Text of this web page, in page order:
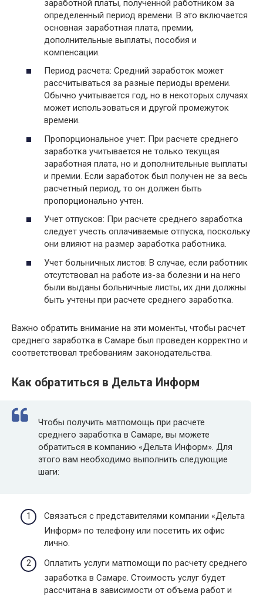
заработной платы, полученной работником за
определенный период времени. В это включается
основная заработная плата, премии,
дополнительные выплаты, пособия и
компенсации.
Период расчета: Средний заработок может
рассчитываться за разные периоды времени.
Обычно учитывается год, но в некоторых случаях
может использоваться и другой промежуток
времени.
Пропорциональное учет: При расчете среднего
заработка учитывается не только текущая
заработная плата, но и дополнительные выплаты
и премии. Если заработок был получен не за весь
расчетный период, то он должен быть
пропорционально учтен.
Учет отпусков: При расчете среднего заработка
следует учесть оплачиваемые отпуска, поскольку
они влияют на размер заработка работника.
Учет больничных листов: В случае, если работник
отсутствовал на работе из-за болезни и на него
были выданы больничные листы, их дни должны
быть учтены при расчете среднего заработка.
Важно обратить внимание на эти моменты, чтобы расчет
среднего заработка в Самаре был проведен корректно и
соответствовал требованиям законодательства.
Как обратиться в Дельта Информ
Чтобы получить матпомощь при расчете
среднего заработка в Самаре, вы можете
обратиться в компанию «Дельта Информ». Для
этого вам необходимо выполнить следующие
шаги:
Связаться с представителями компании «Дельта
Информ» по телефону или посетить их офис
лично.
Оплатить услуги матпомощи по расчету среднего
заработка в Самаре. Стоимость услуг будет
рассчитана в зависимости от объема работ и